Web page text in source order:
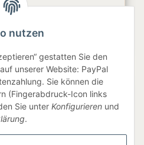
nutzen
gestatten Sie den
unserer Website: PayPal
Sie können die
(Fingerabdruck-Icon links
Sie unter Konfigurieren und
.